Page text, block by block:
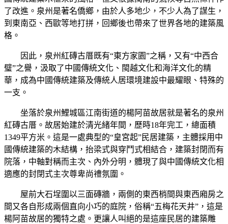
了改進。泉州是著名僑鄉，由於人多地少，不少人為了謀生，
到東南亞、西歐等地打拼，回鄉後也帶來了世界各地的建築風
格。
因此，泉州紅磚古厝既有“東方家園”之稱，又有“中西合
璧”之譽，汲取了中國傳統文化、閩越文化和海洋文化的精
華，成為中國傳統建築及傳統人居環境建設中最耀眼、特殊的
一支。
坐落於泉州鯉城區江南街道的楊阿苗故居就是著名的泉州
紅磚古厝。故居始建於清光緒年間，歷時18年完工，總面積
1349平方米。這是一處典型的“皇宮起”民居建築，主體採用中
國傳統建築的木結構，抬梁式與穿鬥式相結合，建築封閉而有
院落，中軸對稱而主次、內外分明，體現了與中國傳統文化相
適應的封閉式主次尊卑尚禮氛圍。
屋前大石埕圍以三面磚牆，兩側的東西梢間與東西廂房之
間又各自形成兩個直向小巧的庭院，俗稱“五梅花天井”，這是
楊阿苗故居的獨特之處。更讓人叫絕的是這座民居的建築雕